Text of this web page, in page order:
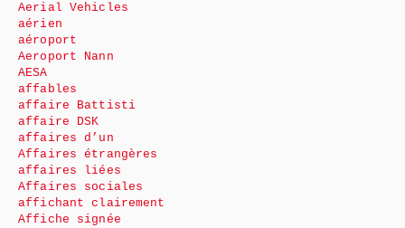
Aerial Vehicles
aérien
aéroport
Aeroport Nann
AESA
affables
affaire Battisti
affaire DSK
affaires d’un
Affaires étrangères
affaires liées
Affaires sociales
affichant clairement
Affiche signée